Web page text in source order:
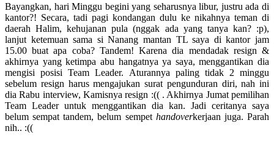
Bayangkan, hari Minggu begini yang seharusnya libur, justru ada di
kantor?! Secara, tadi pagi kondangan dulu ke nikahnya teman di
daerah Halim, kehujanan pula (nggak ada yang tanya kan? :p),
lanjut ketemuan sama si Nanang mantan TL saya di kantor jam
15.00 buat apa coba? Tandem! Karena dia mendadak resign &
akhirnya yang ketimpa abu hangatnya ya saya, menggantikan dia
mengisi posisi Team Leader. Aturannya paling tidak 2 minggu
sebelum resign harus mengajukan surat pengunduran diri, nah ini
dia Rabu interview, Kamisnya resign :(( . Akhirnya Jumat pemilihan
Team Leader untuk menggantikan dia kan. Jadi ceritanya saya
belum sempat tandem, belum sempet handoverkerjaan juga. Parah
nih.. :((